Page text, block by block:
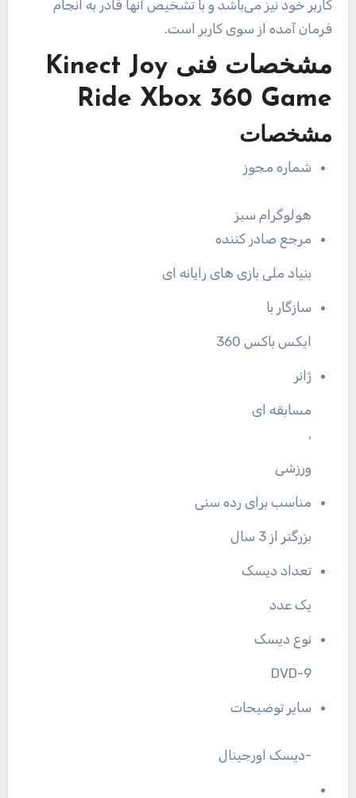
کاربر خود نیز می‌باشد و با تشخیص آنها قادر به انجام
فرمان آمده از سوی کاربر است.
مشخصات فنی Kinect Joy
Ride Xbox 360 Game
مشخصات
شماره مجوز
هولوگرام سبز
مرجع صادر کننده
بنیاد ملی بازی های رایانه ای
سازگار با
ایکس باکس 360
ژانر
مسابقه ای
,
ورزشی
مناسب برای رده سنی
بزرگتر از 3 سال
تعداد دیسک
یک عدد
نوع دیسک
DVD-9
سایر توضیحات
-دیسک اورجینال